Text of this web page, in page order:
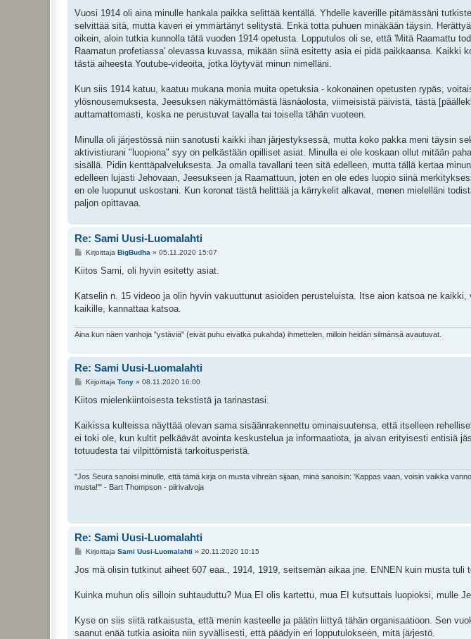
Vuosi 1914 oli aina minulle hankala paikka selittää kentällä. Yhdelle kaverille pitämässäni
selvittää sitä, mutta kaveri ei ymmärtänyt selitystä. Enkä totta puhuen minäkään täysin.
oikein, aloin tutkia kunnolla tätä vuoden 1914 opetusta. Lopputulos oli se, että 'Mitä Raamattu
Raamatun profetiassa' olevassa kuvassa, mikään siinä esitetty asia ei pidä paikkaansa. Kaikki
tästä aiheesta Youtube-videoita, jotka löytyvät minun nimelläni.
Kun siis 1914 katuu, kaatuu mukana monia muita opetuksia - kokonainen opetusten rypäs,
ylösnousemuksesta, Jeesuksen näkymättömästä läsnäolosta, viimeisistä päivistä, tästä
auttamattomasti, koska ne perustuvat tavalla tai toisella tähän vuoteen.
Minulla oli järjestössä niin sanotusti kaikki ihan järjestyksessä, mutta koko pakka meni täysin
aktivistiurani "luopiona" syy on pelkästään opilliset asiat. Minulla ei ole koskaan ollut mitään
sisällä. Pidin kenttäpalveluksesta. Ja omalla tavallani teen sitä edelleen, mutta tällä kertaa
edelleen lujasti Jehovaan, Jeesukseen ja Raamattuun, joten en ole edes luopio siinä
en ole luopunut uskostani. Kun koronat tästä helittää ja kärrykelit alkavat, menen mielelläni
paljon opittavaa.
Re: Sami Uusi-Luomalahti
V
e
i
Kirjoittaja BigBudha » 05.11.2020 15:07
Kiitos Sami, oli hyvin esitetty asiat.
Katselin n. 15 videoo ja olin hyvin vakuuttunut asioiden perusteluista. Itse aion katsoa ne
kaikille, kannattaa katsoa.
Aina kun näen vanhoja "ystäviä" (eivät puhu eivätkä pukahda) ihmettelen, milloin heidän silmänsä avautuvat.
Re: Sami Uusi-Luomalahti
V
e
i
Kirjoittaja Tony» 08.11.2020 16:00
Kiitos mielenkiintoisesta tekstistä ja tarinastasi.
Kaikissa kulteissa näyttää olevan sama sisäänrakennettu ominaisuutensa, että itselleen
ei toki ole, kun kultit pelkäävät avointa keskustelua ja informaatiota, ja aivan erityisesti entisiä
totuudesta tai vilpittömistä tarkoitusperistä.
"Jos Seura sanoisi minulle, että tämä kirja on musta vihreän sijaan, minä sanoisin: 'Kappas vaan, voisin vaikka
musta!'" - Bart Thompson - piirivalvoja
Re: Sami Uusi-Luomalahti
V
e
Kirjoittaja Sami Uusi-Luomalahti » 20.11.2020 10:15
Jos mä olisin tutkinut aiheet 607 eaa., 1914, 1919, seitsemän aikaa jne. ENNEN kuin musta tuli
Kuinka muhun olis silloin suhtauduttu? Mua EI olis kartettu, mua EI kutsuttais luopioksi, mulle
Kyse on siis siitä ratkaisusta, että menin kasteelle ja päätin liittyä tähän organisaatioon. Sen
saanut enää tutkia asioita niin syvällisesti, että päädyin eri lopputulokseen, mitä järjestö.